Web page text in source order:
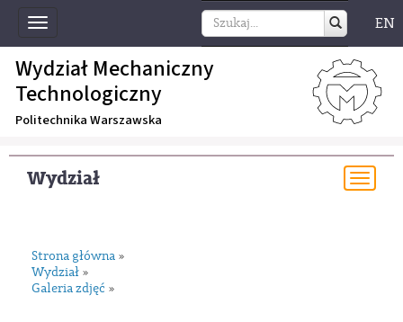
Toggle
navigation
EN
Wydział Mechaniczny
Technologiczny
Politechnika Warszawska
Wydział
Strona główna »
Wydział »
Galeria zdjęć »